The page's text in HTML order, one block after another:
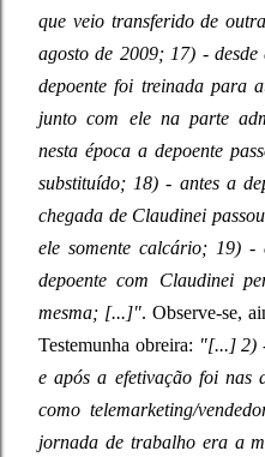
que veio transferido de
agosto de 2009; 17) -
depoente foi treinada para
junto com ele na parte
nesta época a depoente
substituído; 18) - antes a
chegada de Claudinei
ele somente calcário; 19) -
depoente com Claudinei
mesma; [...]". Observe-se,
Testemunha obreira: "[...] 2)
e após a efetivação foi nas
como telemarketing/
jornada de trabalho era a